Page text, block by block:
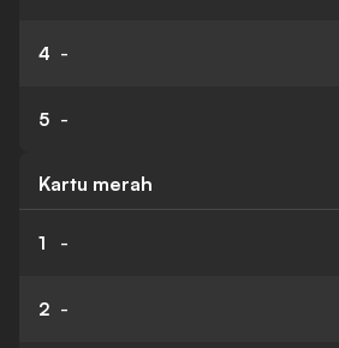
4 -
5 -
Kartu merah
1 -
2 -